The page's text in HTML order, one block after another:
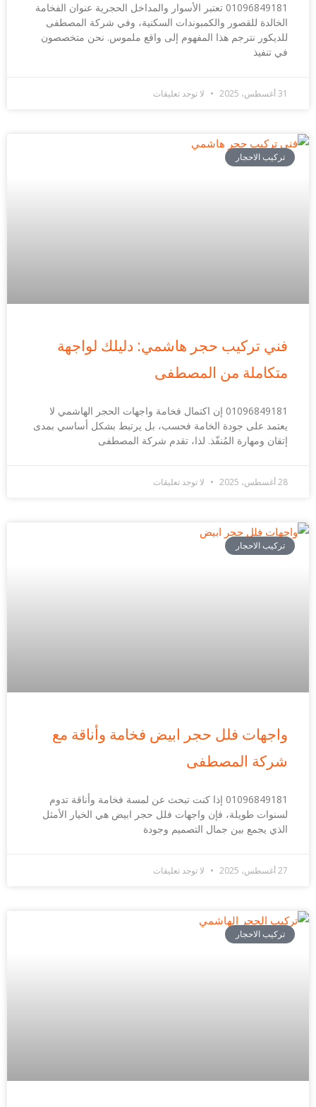
01096849181 تعتبر الأسوار والمداخل الحجرية عنوان الفخامة
الخالدة للقصور والكمبوندات السكنية، وفي شركة المصطفى
للديكور نترجم هذا المفهوم إلى واقع ملموس. نحن متخصصون
في تنفيذ
31 أغسطس، 2025 لا توجد تعليقات
تركيب الاحجار
فني تركيب حجر هاشمي: دليلك لواجهة
متكاملة من المصطفى
01096849181 إن اكتمال فخامة واجهات الحجر الهاشمي لا
يعتمد على جودة الخامة فحسب، بل يرتبط بشكل أساسي بمدى
إتقان ومهارة المُنفّذ. لذا، تقدم شركة المصطفى
28 أغسطس، 2025 لا توجد تعليقات
تركيب الاحجار
واجهات فلل حجر ابيض فخامة وأناقة مع
شركة المصطفى
01096849181 إذا كنت تبحث عن لمسة فخامة وأناقة تدوم
لسنوات طويلة، فإن واجهات فلل حجر ابيض هي الخيار الأمثل
الذي يجمع بين جمال التصميم وجودة
27 أغسطس، 2025 لا توجد تعليقات
تركيب الاحجار